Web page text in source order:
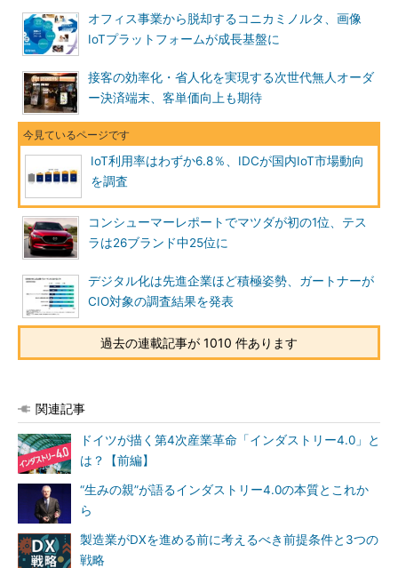
オフィス事業から脱却するコニカミノルタ、画像
IoTプラットフォームが成長基盤に
接客の効率化・省人化を実現する次世代無人オーダ
ー決済端末、客単価向上も期待
IoT利用率はわずか6.8％、IDCが国内IoT市場動向
を調査
コンシューマーレポートでマツダが初の1位、テス
ラは26ブランド中25位に
デジタル化は先進企業ほど積極姿勢、ガートナーが
CIO対象の調査結果を発表
過去の連載記事が 1010 件あります
関連記事
ドイツが描く第4次産業革命「インダストリー4.0」と
は？【前編】
“生みの親”が語るインダストリー4.0の本質とこれか
ら
製造業がDXを進める前に考えるべき前提条件と3つの
戦略